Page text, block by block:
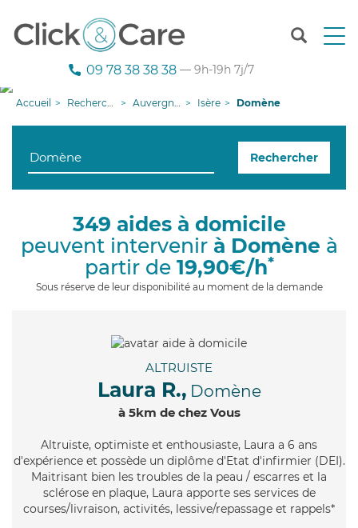
T
n
g
i
09 78 38 38 38 — 9h-19h 7j/7
Accueil Recherche aide à domicile Auvergne-Rhône-Alpes Isère Domène
Rechercher
349 aides à domicile
peuvent intervenir à Domène à
partir de 19,90€/h*
Sous réserve de leur disponibilité au moment de la demande
ALTRUISTE
Laura R., Domène
à 5km de chez Vous
Altruiste, optimiste et enthousiaste, Laura a 6 ans
d'expérience et possède un diplôme d'Etat d'infirmier (DEI).
Maitrisant bien les troubles de la peau / escarres et la
sclérose en plaque, Laura apporte ses services de
courses/livraison, activités, lessive/repassage et rappels*